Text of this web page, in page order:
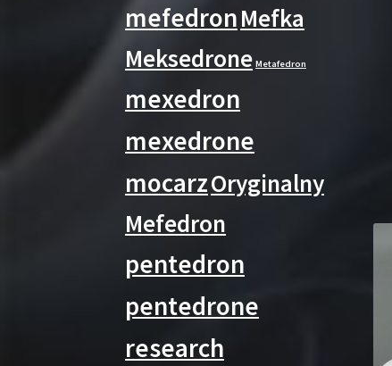
mefedronMefka
Meksedrone Metafedron
mexedron
mexedrone
mocarzOryginalny
Mefedron
pentedron
pentedrone
research